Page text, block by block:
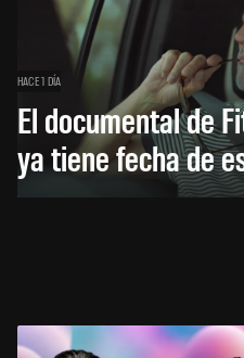
HACE 1 DÍA
El documental de
ya tiene fecha de